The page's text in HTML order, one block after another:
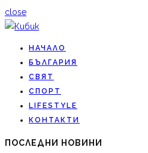
close
НАЧАЛО
БЪЛГАРИЯ
СВЯТ
СПОРТ
LIFESTYLE
КОНТАКТИ
ПОСЛЕДНИ НОВИНИ